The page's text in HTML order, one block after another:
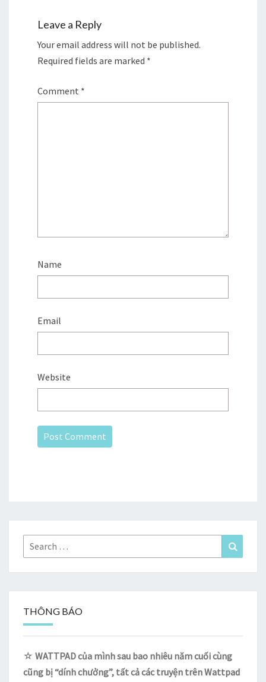
Leave a Reply
Your email address will not be published.
Required fields are marked *
Comment *
Name
Email
Website
Search
for:
THÔNG BÁO
☆ WATTPAD của mình sau bao nhiêu năm cuối cùng
cũng bị “dính chưởng”, tất cả các truyện trên Wattpad